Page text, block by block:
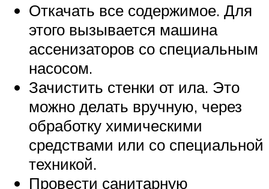
Откачать все содержимое. Для
этого вызывается машина
ассенизаторов со специальным
насосом.
Зачистить стенки от ила. Это
можно делать вручную, через
обработку химическими
средствами или со специальной
техникой.
Провести санитарную